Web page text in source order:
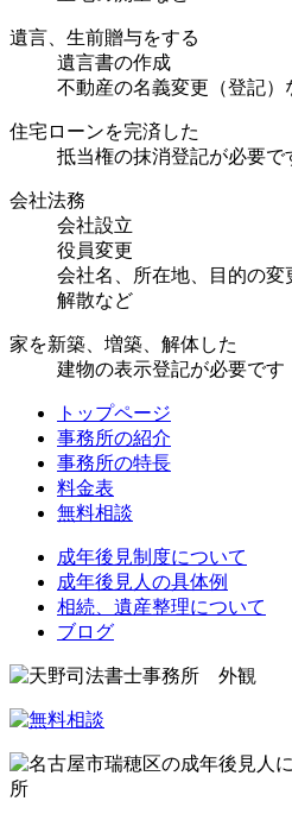
遺言、生前贈与をする
遺言書の作成
不動産の名義変更（登記）
住宅ローンを完済した
抵当権の抹消登記が必要で
会社法務
会社設立
役員変更
会社名、所在地、目的の変
解散など
家を新築、増築、解体した
建物の表示登記が必要です
トップページ
事務所の紹介
事務所の特長
料金表
無料相談
成年後見制度について
成年後見人の具体例
相続、遺産整理について
ブログ